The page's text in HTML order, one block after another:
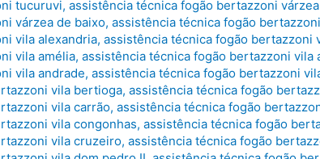
tucuruvi, assistência técnica fogão bertazzoni
várzea de baixo, assistência técnica fogão
vila alexandria, assistência técnica fogão bertazzoni
vila amélia, assistência técnica fogão bertazzoni vila
vila andrade, assistência técnica fogão bertazzoni
vila bertioga, assistência técnica fogão
vila carrão, assistência técnica fogão
vila congonhas, assistência técnica fogão
vila cruzeiro, assistência técnica fogão